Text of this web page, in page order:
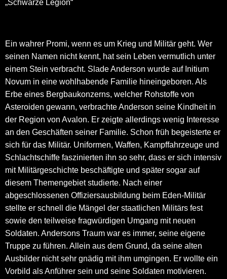
„Schwarze Legion“
Ein wahrer Promi, wenn es um Krieg und Militär geht. Wer
seinen Namen nicht kennt, hat sein Leben vermutlich unter
einem Stein verbracht. Slade Anderson wurde auf Initium
Novum in eine wohlhabende Familie hineingeboren. Als
Erbe eines Bergbaukonzerns, welcher Rohstoffe von
Asteroiden gewann, verbrachte Anderson seine Kindheit in
der Region von Avalon. Er zeigte allerdings wenig Interesse
an den Geschäften seiner Familie. Schon früh begeisterte er
sich für das Militär. Uniformen, Waffen, Kampffahrzeuge und
Schlachtschiffe faszinierten ihn so sehr, dass er sich intensiv
mit Militärgeschichte beschäftigte und später sogar auf
diesem Themengebiet studierte. Nach einer
abgeschlossenen Offiziersausbildung beim Eden-Militär
stellte er schnell die Mängel der staatlichen Militärs fest
sowie den teilweise fragwürdigen Umgang mit neuen
Soldaten. Andersons Traum war es immer, seine eigene
Truppe zu führen. Allein aus dem Grund, da seine alten
Ausbilder nicht sehr gnädig mit ihm umgingen. Er wollte ein
Vorbild als Anführer sein und seine Soldaten motivieren.